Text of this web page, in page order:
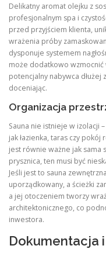
Delikatny aromat olejku z
profesjonalnym spa i
przed przyjściem klienta,
wrażenia próby
dysponuje systemem
może dodatkowo
potencjalny nabywca dłużej
doceniając.
Organizacja
Sauna nie istnieje w izolacji
jak łazienka, taras czy
jest równie ważne jak sama
prysznica, ten musi być
Jeśli jest to sauna
uporządkowany, a ścieżki
a jej otoczeniem tworzy
architektonicznego, co
inwestora.
Dokumentacja